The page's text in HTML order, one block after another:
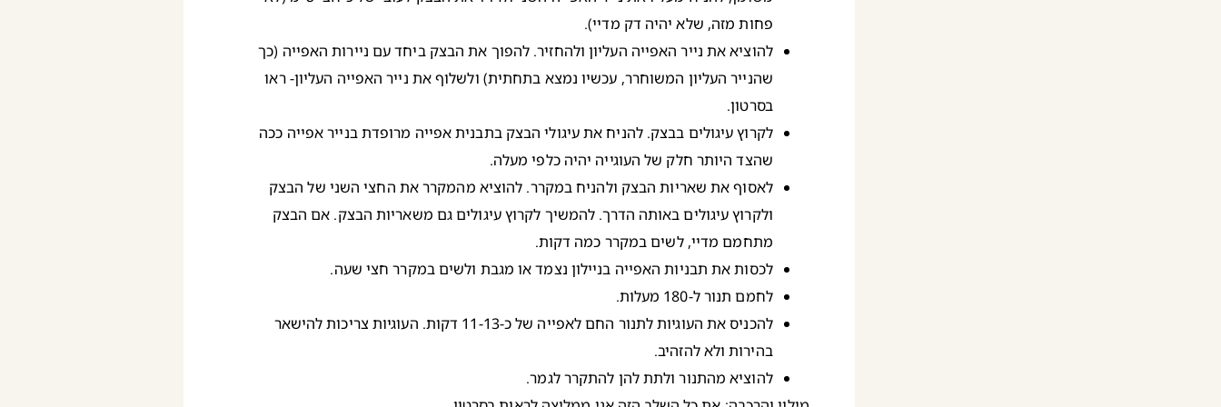
פחות מזה, שלא יהיה דק מדיי).
להוציא את נייר האפייה העליון ולהחזיר. להפוך את הבצק ביחד עם ניירות האפייה (כך
שהנייר העליון המשוחרר, עכשיו נמצא בתחתית) ולשלוף את נייר האפייה העליון- ראו
בסרטון.
לקרוץ עיגולים בבצק. להניח את עיגולי הבצק בתבנית אפייה מרופדת בנייר אפייה ככה
שהצד היותר חלק של העוגייה יהיה כלפי מעלה.
לאסוף את שאריות הבצק ולהניח במקרר. להוציא מהמקרר את החצי השני של הבצק
ולקרוץ עיגולים באותה הדרך. להמשיך לקרוץ עיגולים גם משאריות הבצק. אם הבצק
מתחמם מדיי, לשים במקרר כמה דקות.
לכסות את תבניות האפייה בניילון נצמד או מגבת ולשים במקרר חצי שעה.
לחמם תנור ל-180 מעלות.
להכניס את העוגיות לתנור החם לאפייה של כ-11-13 דקות. העוגיות צריכות להישאר
בהירות ולא להזהיב.
להוציא מהתנור ולתת להן להתקרר לגמר.